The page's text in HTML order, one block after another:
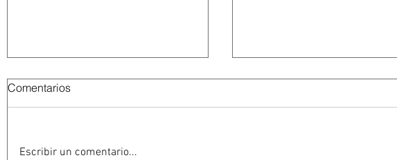
Comentarios
Escribir un comentario...